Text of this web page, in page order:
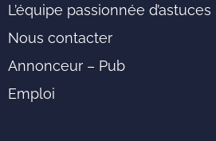
L’équipe passionnée d’astuces
Nous contacter
Annonceur – Pub
Emploi